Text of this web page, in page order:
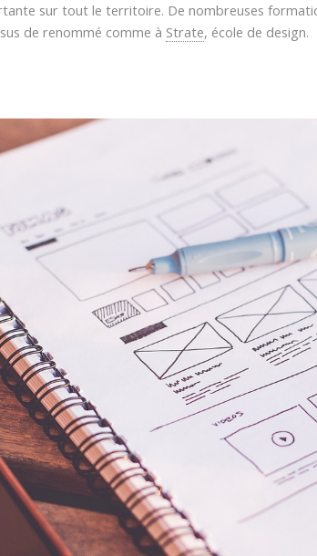
sur tout le territoire. De nombreuses
de renommé comme à Strate, école de design.